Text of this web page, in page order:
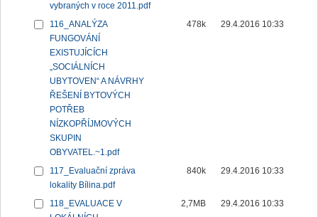
vybraných v roce 2011.pdf
116_ANALÝZA
FUNGOVÁNÍ
EXISTUJÍCÍCH
„SOCIÁLNÍCH
UBYTOVEN“ A NÁVRHY
ŘEŠENÍ BYTOVÝCH
POTŘEB
NÍZKOPŘÍJMOVÝCH
SKUPIN
OBYVATEL.~1.pdf
478k 29.4.2016 10:33
117_Evaluační zpráva
lokality Bílina.pdf
840k 29.4.2016 10:33
118_EVALUACE V
2,7MB 29.4.2016 10:33